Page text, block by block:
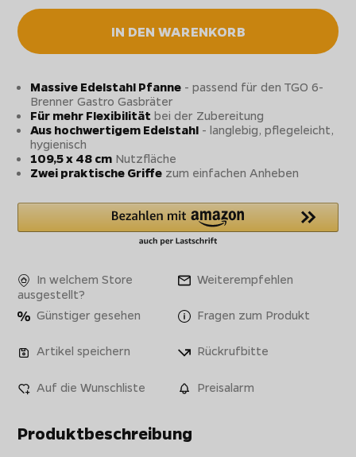
IN DEN WARENKORB
Massive Edelstahl Pfanne - passend für den TGO 6-
Brenner Gastro Gasbräter
Für mehr Flexibilität bei der Zubereitung
Aus hochwertigem Edelstahl - langlebig, pflegeleicht,
hygienisch
109,5 x 48 cm Nutzfläche
Zwei praktische Griffe zum einfachen Anheben
In welchem Store
ausgestellt?
Weiterempfehlen
Günstiger gesehen Fragen zum Produkt
Artikel speichern Rückrufbitte
Auf die Wunschliste Preisalarm
Produktbeschreibung